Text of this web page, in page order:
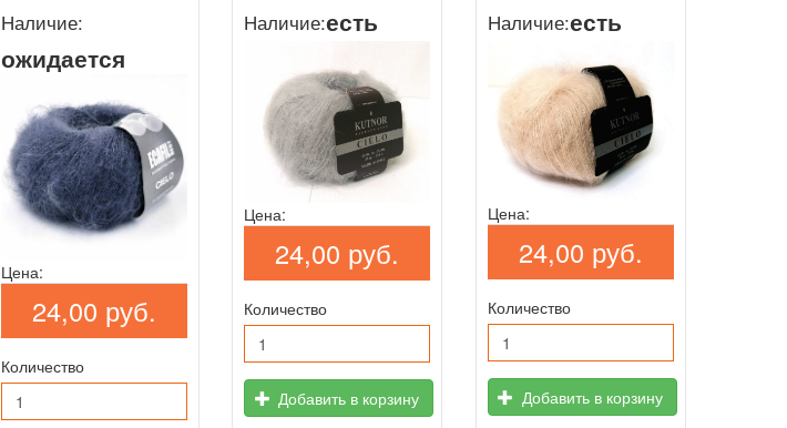
Наличие:
ожидается
Цена:
24,00 руб.
Количество
Наличие:есть
Цена:
24,00 руб.
Количество
Добавить в корзину
Наличие:есть
Цена:
24,00 руб.
Количество
Добавить в корзину